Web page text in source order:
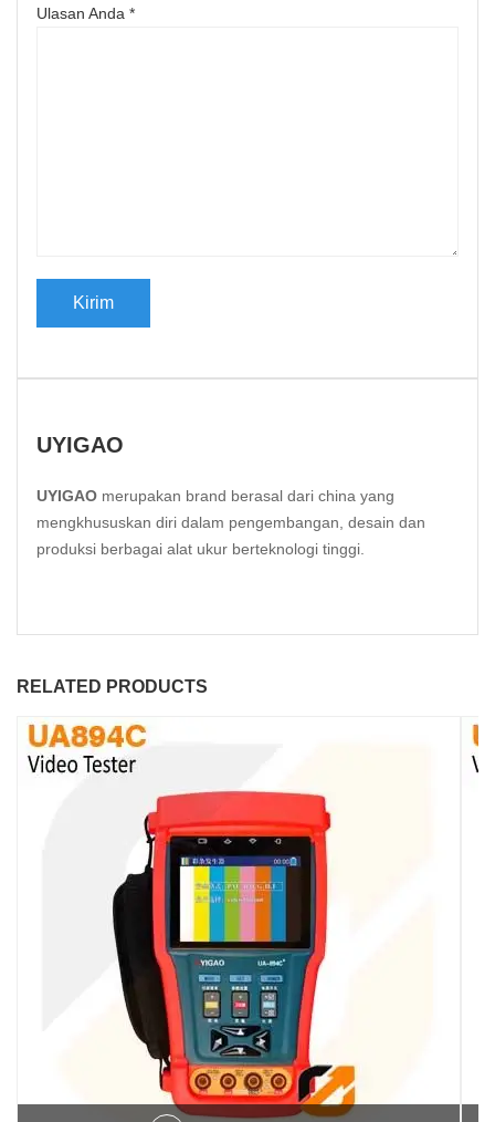
Ulasan Anda *
UYIGAO
UYIGAO merupakan brand berasal dari china yang
mengkhususkan diri dalam pengembangan, desain dan
produksi berbagai alat ukur berteknologi tinggi.
RELATED PRODUCTS